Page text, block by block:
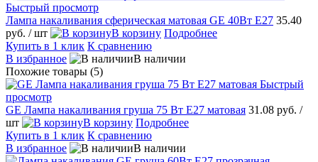
Быстрый просмотр
Лампа накаливания сферическая матовая GE 40Вт E27 35.40
руб. / шт В корзину Подробнее
Купить в 1 клик К сравнению
В избранное
В наличии
Похожие товары (5)
Быстрый
просмотр
GE Лампа накаливания груша 75 Вт E27 матовая 31.08 руб. /
шт
В корзину Подробнее
Купить в 1 клик К сравнению
В избранное
В наличии